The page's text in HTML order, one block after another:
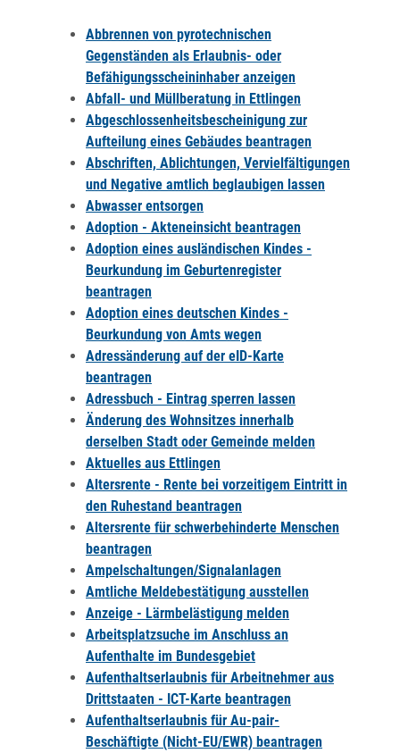
Abbrennen von pyrotechnischen
Gegenständen als Erlaubnis- oder
Befähigungsscheininhaber anzeigen
Abfall- und Müllberatung in Ettlingen
Abgeschlossenheitsbescheinigung zur
Aufteilung eines Gebäudes beantragen
Abschriften, Ablichtungen, Vervielfältigungen
und Negative amtlich beglaubigen lassen
Abwasser entsorgen
Adoption - Akteneinsicht beantragen
Adoption eines ausländischen Kindes -
Beurkundung im Geburtenregister
beantragen
Adoption eines deutschen Kindes -
Beurkundung von Amts wegen
Adressänderung auf der eID-Karte
beantragen
Adressbuch - Eintrag sperren lassen
Änderung des Wohnsitzes innerhalb
derselben Stadt oder Gemeinde melden
Aktuelles aus Ettlingen
Altersrente - Rente bei vorzeitigem Eintritt in
den Ruhestand beantragen
Altersrente für schwerbehinderte Menschen
beantragen
Ampelschaltungen/Signalanlagen
Amtliche Meldebestätigung ausstellen
Anzeige - Lärmbelästigung melden
Arbeitsplatzsuche im Anschluss an
Aufenthalte im Bundesgebiet
Aufenthaltserlaubnis für Arbeitnehmer aus
Drittstaaten - ICT-Karte beantragen
Aufenthaltserlaubnis für Au-pair-
Beschäftigte (Nicht-EU/EWR) beantragen